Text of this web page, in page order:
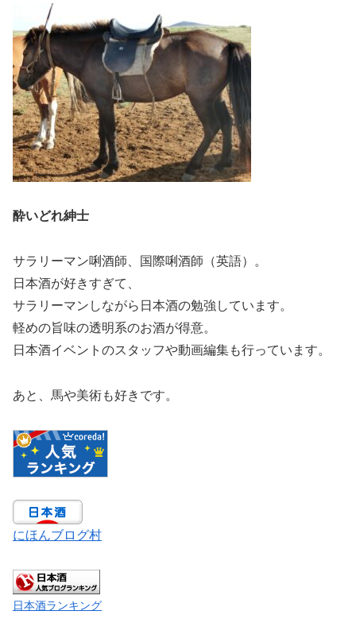
酔いどれ紳士
サラリーマン唎酒師、国際唎酒師（英語）。
日本酒が好きすぎて、
サラリーマンしながら日本酒の勉強しています。
軽めの旨味の透明系のお酒が得意。
日本酒イベントのスタッフや動画編集も行っています。
あと、馬や美術も好きです。
にほんブログ村
日本酒ランキング